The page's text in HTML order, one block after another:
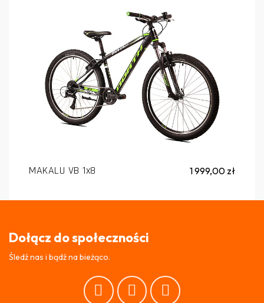
MAKALU VB 1x8 1 999,00 zł
Dołącz do społeczności
Śledź nas i bądź na bieżąco.